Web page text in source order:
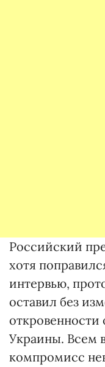
Российский
хотя
интервью,
оставил без
Украины. Всем
компромисс